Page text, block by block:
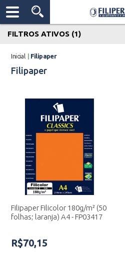
Inicial Filipaper
FILTROS ATIVOS (1)
Filipaper
Filipaper Filicolor 180g/m² (50
folhas; laranja) A4 - FP03417
R$70,15